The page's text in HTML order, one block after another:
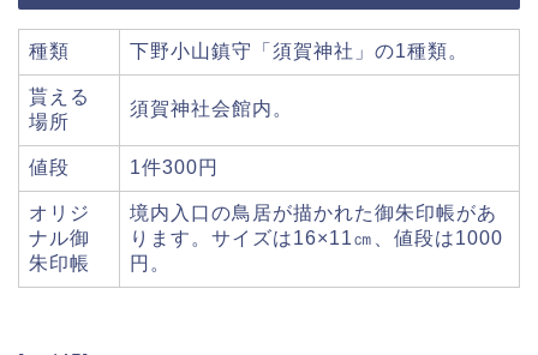
種類 下野小山鎮守「須賀神社」の1種類。
貰える
場所
須賀神社会館内。
値段 1件300円
オリジ
ナル御
朱印帳
境内入口の鳥居が描かれた御朱印帳があ
ります。サイズは16×11㎝、値段は1000
円。